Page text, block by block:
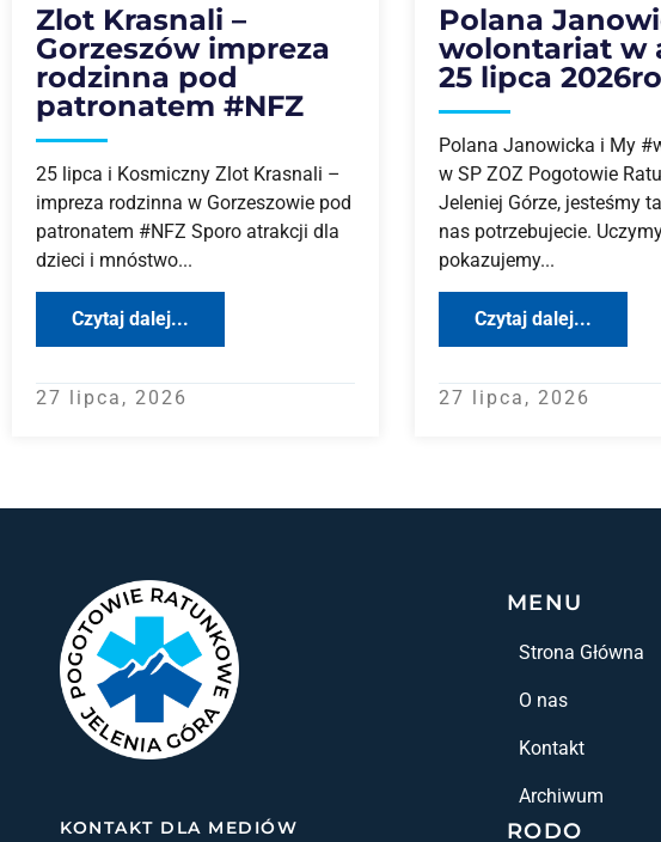
Zlot Krasnali –
Gorzeszów impreza
rodzinna pod
patronatem #NFZ
25 lipca i Kosmiczny Zlot Krasnali –
impreza rodzinna w Gorzeszowie pod
patronatem #NFZ Sporo atrakcji dla
dzieci i mnóstwo...
Czytaj dalej...
27 lipca, 2026
Polana
wolontariat w
25 lipca
Polana Janowicka i My
w SP ZOZ Pogotowie
Jeleniej Górze, jesteśmy
nas potrzebujecie.
pokazujemy...
Czytaj dalej...
27 lipca, 2026
KONTAKT DLA MEDIÓW
MENU
Strona Główna
O nas
Kontakt
Archiwum
RODO